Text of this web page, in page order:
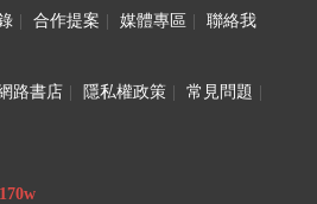
合作提案 媒體專區
聯絡我
路書店 隱私權政策 常見問題